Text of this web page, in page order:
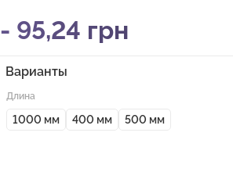
- 95,24 грн
Варианты
Длина
1000 мм 400 мм 500 мм